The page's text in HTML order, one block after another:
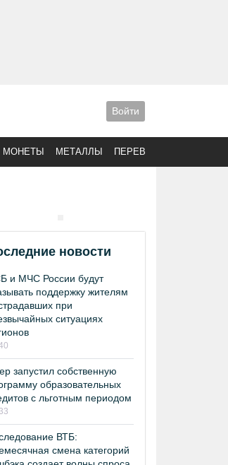
Войти
МОНЕТЫ МЕТАЛЛЫ ПЕРЕВОДЫ
новости
и МЧС России будут
поддержку жителям
при
ситуациях
запустил собственную
образовательных
с льготным периодом
ВТБ:
смена категорий